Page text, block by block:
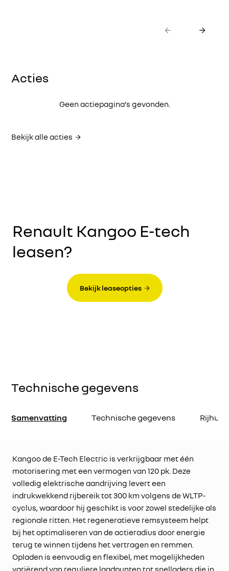
Acties
Geen actiepagina’s gevonden.
Bekijk alle acties
Renault Kangoo E-tech
leasen?
Bekijk leaseopties
Technische gegevens
Samenvatting Technische gegevens
Kangoo de E-Tech Electric is verkrijgbaar met één
motorisering met een vermogen van 120 pk. Deze
volledig elektrische aandrijving levert een
indrukwekkend rijbereik tot 300 km volgens de WLTP-
cyclus, waardoor hij geschikt is voor zowel stedelijke als
regionale ritten. Het regeneratieve remsysteem helpt
bij het optimaliseren van de actieradius door energie
terug te winnen tijdens het vertragen en remmen.
Opladen is eenvoudig en flexibel, met mogelijkheden
variërend van reguliere laadpunten tot snelladers die in